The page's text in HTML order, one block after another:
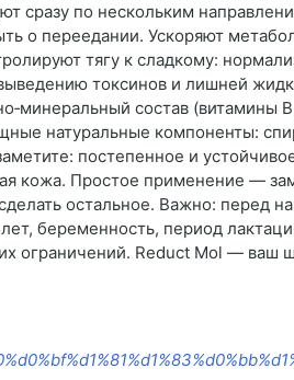
сразу по нескольким
о переедании. Ускоряют
тягу к сладкому:
токсинов и лишней
состав (витамины B,
натуральные компоненты:
постепенное и
кожа. Простое применение —
остальное. Важно: перед
беременность, период
ограничений. Reduct Mol — ваш